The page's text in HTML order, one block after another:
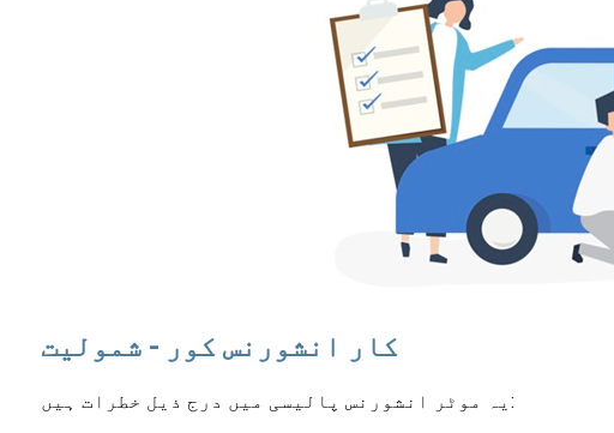
کار انشورنس کور - شمولیت
یہ موٹر انشورنس پالیسی میں درج ذیل خطرات ہیں: